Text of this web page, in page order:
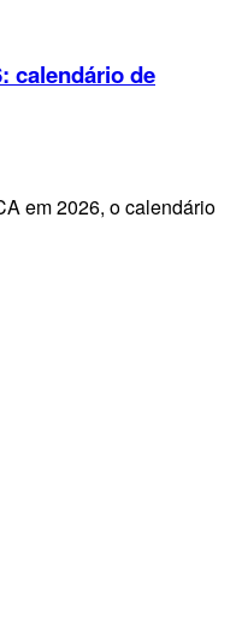
calendário de
em 2026, o calendário